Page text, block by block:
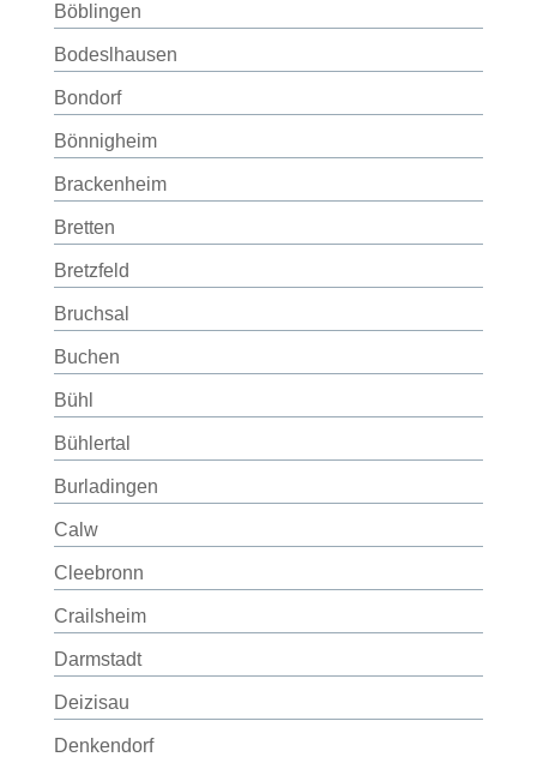
Böblingen
Bodeslhausen
Bondorf
Bönnigheim
Brackenheim
Bretten
Bretzfeld
Bruchsal
Buchen
Bühl
Bühlertal
Burladingen
Calw
Cleebronn
Crailsheim
Darmstadt
Deizisau
Denkendorf